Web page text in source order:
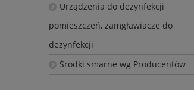
Urządzenia do dezynfekcji
pomieszczeń, zamgławiacze do
dezynfekcji
Środki smarne wg Producentów